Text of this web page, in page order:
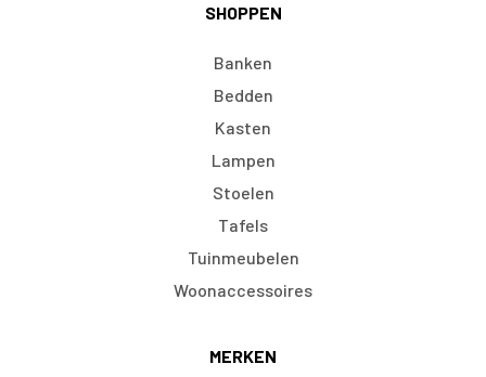
SHOPPEN
Banken
Bedden
Kasten
Lampen
Stoelen
Tafels
Tuinmeubelen
Woonaccessoires
MERKEN